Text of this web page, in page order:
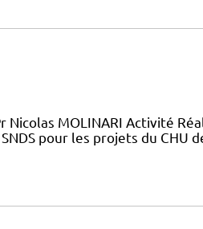
Nicolas MOLINARI Activité
pour les projets du CHU